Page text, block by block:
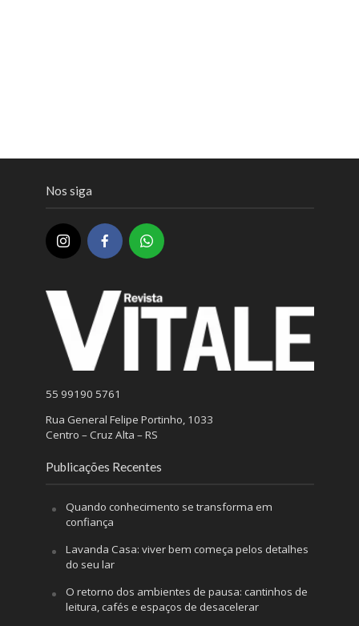
Nos siga
55 99190 5761
Rua General Felipe Portinho, 1033
Centro – Cruz Alta – RS
Publicações Recentes
Quando conhecimento se transforma em
confiança
Lavanda Casa: viver bem começa pelos detalhes
do seu lar
O retorno dos ambientes de pausa: cantinhos de
leitura, cafés e espaços de desacelerar